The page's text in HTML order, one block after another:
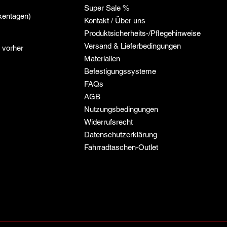
vorher
Super Sale %
Kontakt / Über uns
Produktsicherheits-/Pflegehinweise
Versand & Lieferbedingungen
Materialien
Befestigungssysteme
FAQs
​AGB
Nutzungsbedingungen
Widerrufsrecht
Datenschutzerklärung
Fahrradtaschen-Outlet